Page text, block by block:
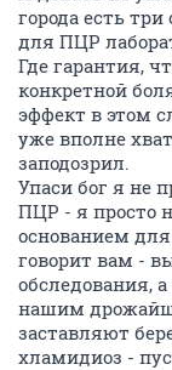
города есть
для ПЦР
Где гарантия,
конкретной
эффект в этом
уже вполне
заподозрил.
Упаси бог я не
ПЦР - я просто
основанием для
говорит вам -
обследования,
нашим
заставляют
хламидиоз -